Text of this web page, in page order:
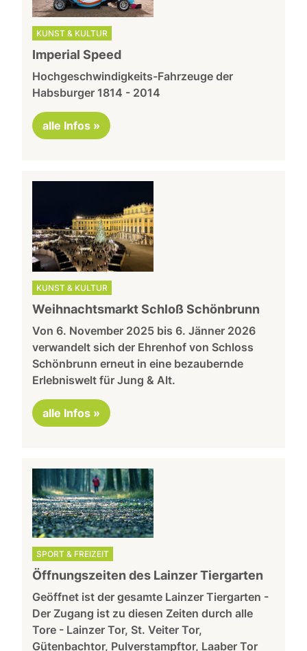
KUNST & KULTUR
Imperial Speed
Hochgeschwindigkeits-Fahrzeuge der
Habsburger 1814 - 2014
alle Infos »
KUNST & KULTUR
Weihnachtsmarkt Schloß Schönbrunn
Von 6. November 2025 bis 6. Jänner 2026
verwandelt sich der Ehrenhof von Schloss
Schönbrunn erneut in eine bezaubernde
Erlebniswelt für Jung & Alt.
alle Infos »
SPORT & FREIZEIT
Öffnungszeiten des Lainzer Tiergarten
Geöffnet ist der gesamte Lainzer Tiergarten -
Der Zugang ist zu diesen Zeiten durch alle
Tore - Lainzer Tor, St. Veiter Tor,
Gütenbachtor, Pulverstampftor, Laaber Tor